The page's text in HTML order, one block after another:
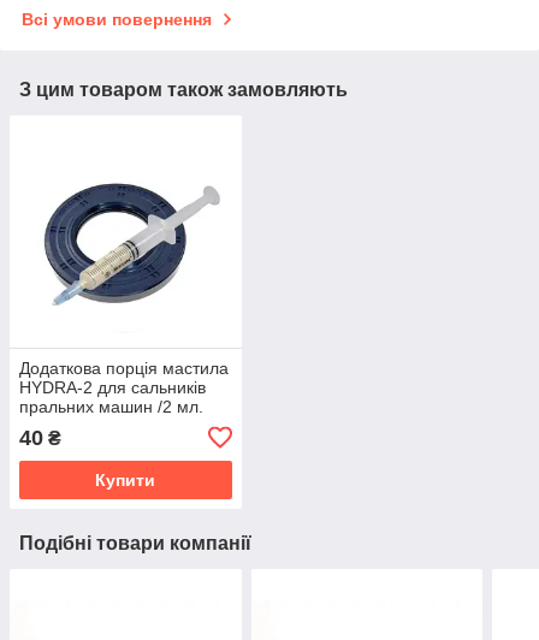
Всі умови повернення
З цим товаром також замовляють
Додаткова порція мастила
HYDRA-2 для сальників
пральних машин /2 мл.
40 ₴
Купити
Подібні товари компанії